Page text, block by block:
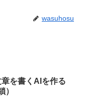
wasuhosu
を書くAIを作る
）